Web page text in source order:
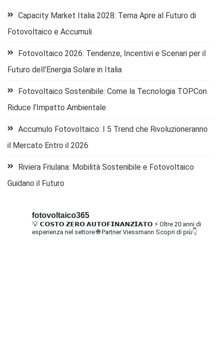
Capacity Market Italia 2028: Terna Apre al Futuro di
Fotovoltaico e Accumuli
Fotovoltaico 2026: Tendenze, Incentivi e Scenari per il
Futuro dell’Energia Solare in Italia
Fotovoltaico Sostenibile: Come la Tecnologia TOPCon
Riduce l’Impatto Ambientale
Accumulo Fotovoltaico: I 5 Trend che Rivoluzioneranno
il Mercato Entro il 2026
Riviera Friulana: Mobilità Sostenibile e Fotovoltaico
Guidano il Futuro
fotovoltaico365
💡 𝗖𝗢𝗦𝗧𝗢 𝗭𝗘𝗥𝗢 𝗔𝗨𝗧𝗢𝗙𝗜𝗡𝗔𝗡𝗭𝗜𝗔𝗧𝗢 ⚡ Oltre 20 anni di
esperienza nel settore🌐 Partner Viessmann Scopri di più👇